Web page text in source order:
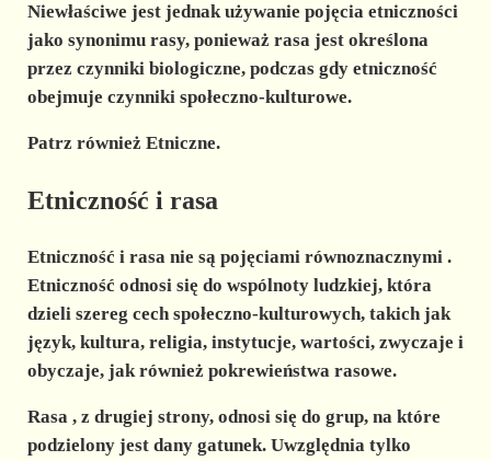
Niewłaściwe jest jednak używanie pojęcia etniczności
jako synonimu rasy, ponieważ rasa jest określona
przez czynniki biologiczne, podczas gdy etniczność
obejmuje czynniki społeczno-kulturowe.
Patrz również Etniczne.
Etniczność i rasa
Etniczność i rasa nie są pojęciami równoznacznymi .
Etniczność odnosi się do wspólnoty ludzkiej, która
dzieli szereg cech społeczno-kulturowych, takich jak
język, kultura, religia, instytucje, wartości, zwyczaje i
obyczaje, jak również pokrewieństwa rasowe.
Rasa , z drugiej strony, odnosi się do grup, na które
podzielony jest dany gatunek. Uwzględnia tylko